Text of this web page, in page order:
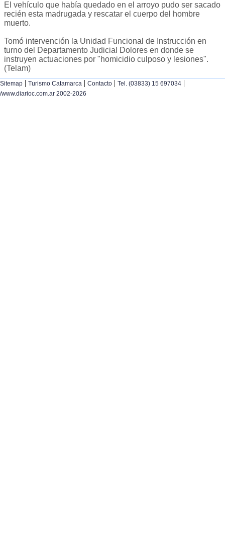
El vehículo que había quedado en el arroyo pudo ser sacado
recién esta madrugada y rescatar el cuerpo del hombre
muerto.
Tomó intervención la Unidad Funcional de Instrucción en
turno del Departamento Judicial Dolores en donde se
instruyen actuaciones por "homicidio culposo y lesiones".
(Telam)
Sitemap | Turismo Catamarca | Contacto | Tel. (03833) 15 697034 |
/www.diarioc.com.ar 2002-2026